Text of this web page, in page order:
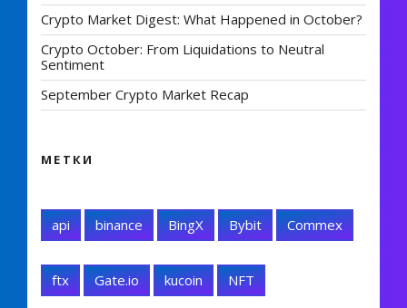
Crypto Market Digest: What Happened in October?
Crypto October: From Liquidations to Neutral
Sentiment
September Crypto Market Recap
МЕТКИ
api binance BingX Bybit Commex
ftx Gate.io kucoin NFT